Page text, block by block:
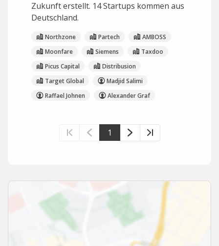
Zukunft erstellt. 14 Startups kommen aus
Deutschland.
Northzone Partech
AMBOSS
Moonfare
Siemens
Taxdoo
Picus Capital
Distribusion
Target Global
Madjid Salimi
Raffael Johnen
Alexander Graf
1